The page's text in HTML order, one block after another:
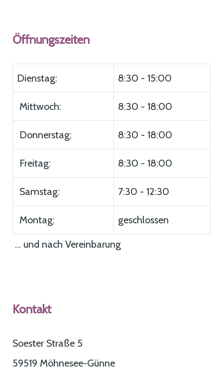
Öffnungszeiten
Dienstag: 8:30 - 15:00
Mittwoch: 8:30 - 18:00
Donnerstag: 8:30 - 18:00
Freitag: 8:30 - 18:00
Samstag: 7:30 - 12:30
Montag: geschlossen
... und nach Vereinbarung
Kontakt
Soester Straße 5
59519 Möhnesee-Günne